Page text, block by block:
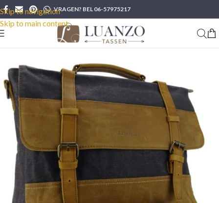
Skip to navigation
Skip to main content
VRAGEN? BEL 06-57975217